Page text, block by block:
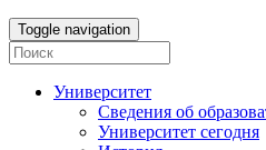
Toggle navigation
Университет
Сведения об
Университет сегодня